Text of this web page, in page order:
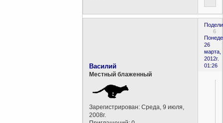
6
26
марта,
2012г.
01:26
Василий
Местный блаженный
Зарегистрирован: Среда, 9 июля,
2008г.